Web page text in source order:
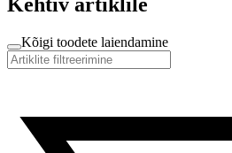
Kõigi toodete laiendamine